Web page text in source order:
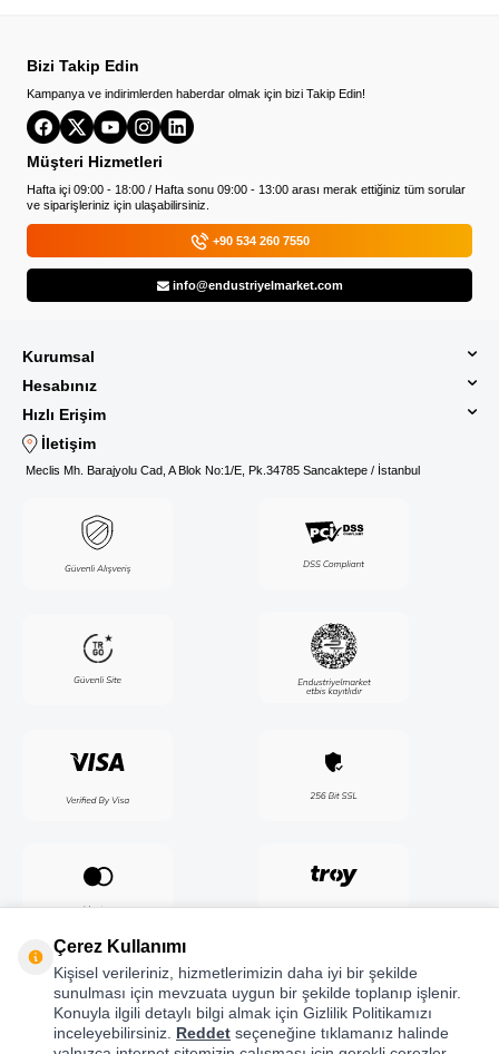
Bizi Takip Edin
Kampanya ve indirimlerden haberdar olmak için bizi Takip Edin!
Müşteri Hizmetleri
Hafta içi 09:00 - 18:00 / Hafta sonu 09:00 - 13:00 arası merak ettiğiniz tüm sorular
ve siparişleriniz için ulaşabilirsiniz.
+90 534 260 7550
info@endustriyelmarket.com
Kurumsal
Hesabınız
Hızlı Erişim
İletişim
Meclis Mh. Barajyolu Cad, A Blok No:1/E, Pk.34785 Sancaktepe / İstanbul
Çerez Kullanımı
Kişisel verileriniz, hizmetlerimizin daha iyi bir şekilde
sunulması için mevzuata uygun bir şekilde toplanıp işlenir.
Konuyla ilgili detaylı bilgi almak için Gizlilik Politikamızı
inceleyebilirsiniz. Reddet seçeneğine tıklamanız halinde